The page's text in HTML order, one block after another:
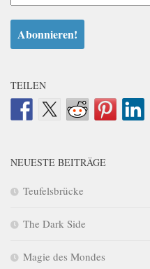
TEILEN
NEUESTE BEITRÄGE
Teufelsbrücke
The Dark Side
Magie des Mondes